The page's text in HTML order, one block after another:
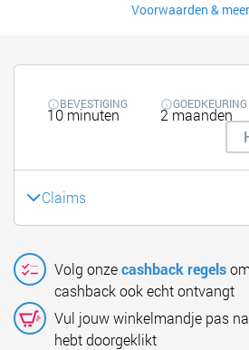
Voorwaarden &
BEVESTIGING
10 minuten
GOEDKEURING
2 maanden
Claims
Volg onzecashback regels
cashback ook echt ontvangt
Vul jouw winkelmandje pas
hebt doorgeklikt